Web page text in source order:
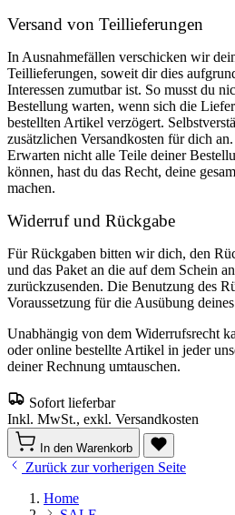
Versand von Teillieferungen
In Ausnahmefällen verschicken wir
Teillieferungen, soweit dir dies
Interessen zumutbar ist. So musst du
Bestellung warten, wenn sich die
bestellten Artikel verzögert.
zusätzlichen Versandkosten für dich
Erwarten nicht alle Teile deiner
können, hast du das Recht, deine
machen.
Widerruf und Rückgabe
Für Rückgaben bitten wir dich, den
und das Paket an die auf dem Schein
zurückzusenden. Die Benutzung des
Voraussetzung für die Ausübung
Unabhängig von dem Widerrufsrecht
oder online bestellte Artikel in jeder
deiner Rechnung umtauschen.
Sofort lieferbar
Inkl. MwSt., exkl. Versandkosten
In den Warenkorb
Zurück zur vorherigen Seite
Home